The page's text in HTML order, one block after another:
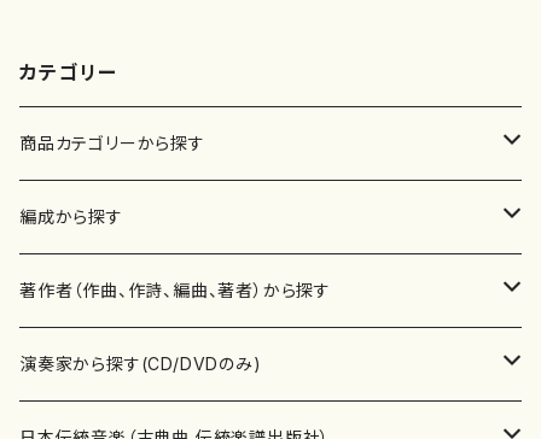
カテゴリー
商品カテゴリーから探す
楽譜
書籍
書籍
テキストブック
CD・DVD
編成から探す
邦楽器
箏・琴（ソロ）
箏・琴（合奏）
合唱
混声合唱
著作者（作曲、作詩、編曲、著者）から探す
あ行
青木省三(アオキ ショウゾウ)
演奏家から探す(CD/DVDのみ)